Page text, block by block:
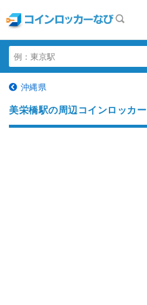
沖縄県
美栄橋駅の周辺コインロッカー